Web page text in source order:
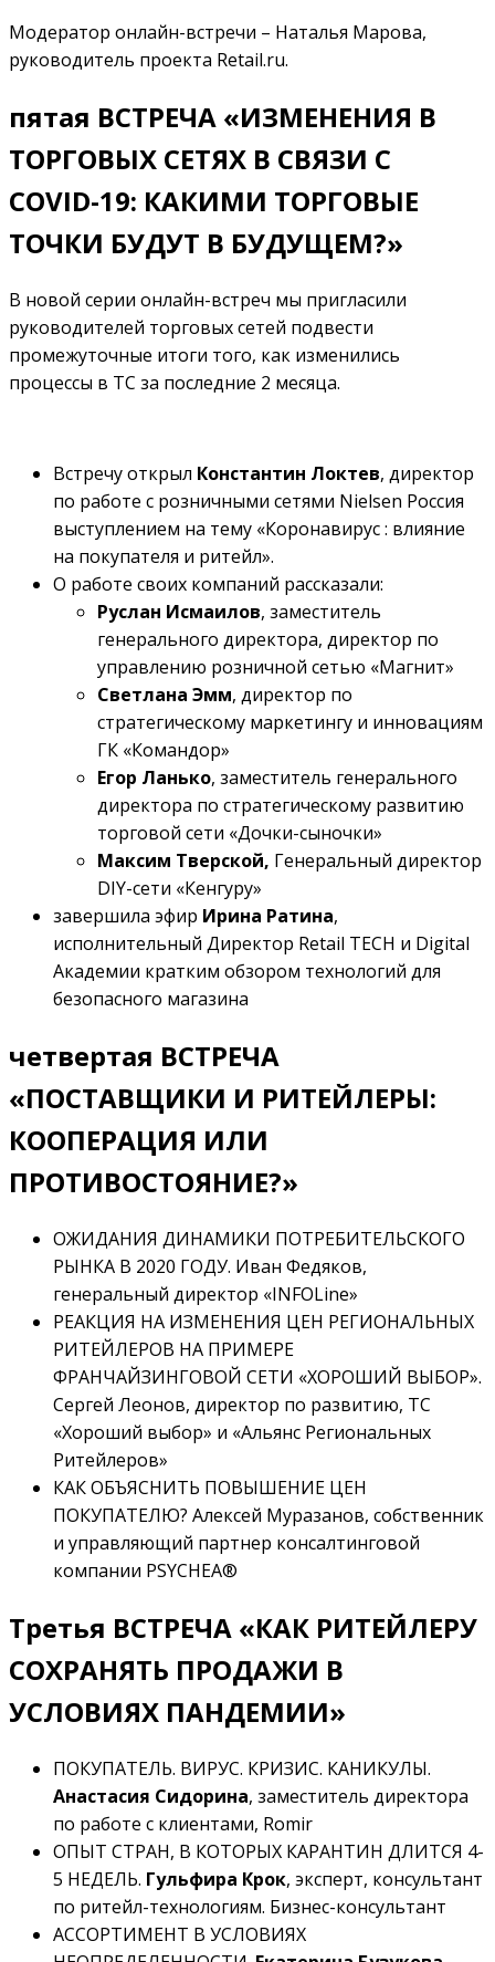
Модератор онлайн-встречи – Наталья Марова,
руководитель проекта Retail.ru.
пятая ВСТРЕЧА «ИЗМЕНЕНИЯ В
ТОРГОВЫХ СЕТЯХ В СВЯЗИ С
COVID-19: КАКИМИ ТОРГОВЫЕ
ТОЧКИ БУДУТ В БУДУЩЕМ?»
В новой серии онлайн-встреч мы пригласили
руководителей торговых сетей подвести
промежуточные итоги того, как изменились
процессы в ТС за последние 2 месяца.
Встречу открыл Константин Локтев, директор
по работе с розничными сетями Nielsen Россия
выступлением на тему «Коронавирус : влияние
на покупателя и ритейл».
О работе своих компаний рассказали:
Руслан Исмаилов, заместитель
генерального директора, директор по
управлению розничной сетью «Магнит»
Светлана Эмм, директор по
стратегическому маркетингу и инновациям
ГК «Командор»
Егор Ланько, заместитель генерального
директора по стратегическому развитию
торговой сети «Дочки-сыночки»
Максим Тверской, Генеральный директор
DIY-сети «Кенгуру»
завершила эфир Ирина Ратина,
исполнительный Директор Retail TECH и Digital
Академии кратким обзором технологий для
безопасного магазина
четвертая ВСТРЕЧА
«ПОСТАВЩИКИ И РИТЕЙЛЕРЫ:
КООПЕРАЦИЯ ИЛИ
ПРОТИВОСТОЯНИЕ?»
ОЖИДАНИЯ ДИНАМИКИ ПОТРЕБИТЕЛЬСКОГО
РЫНКА В 2020 ГОДУ. Иван Федяков,
генеральный директор «INFOLine»
РЕАКЦИЯ НА ИЗМЕНЕНИЯ ЦЕН РЕГИОНАЛЬНЫХ
РИТЕЙЛЕРОВ НА ПРИМЕРЕ
ФРАНЧАЙЗИНГОВОЙ СЕТИ «ХОРОШИЙ ВЫБОР».
Сергей Леонов, директор по развитию, ТС
«Хороший выбор» и «Альянс Региональных
Ритейлеров»
КАК ОБЪЯСНИТЬ ПОВЫШЕНИЕ ЦЕН
ПОКУПАТЕЛЮ? Алексей Муразанов, собственник
и управляющий партнер консалтинговой
компании PSYCHEA®
Третья ВСТРЕЧА «КАК РИТЕЙЛЕРУ
СОХРАНЯТЬ ПРОДАЖИ В
УСЛОВИЯХ ПАНДЕМИИ»
ПОКУПАТЕЛЬ. ВИРУС. КРИЗИС. КАНИКУЛЫ.
Анастасия Сидорина, заместитель директора
по работе с клиентами, Romir
ОПЫТ СТРАН, В КОТОРЫХ КАРАНТИН ДЛИТСЯ 4-
5 НЕДЕЛЬ. Гульфира Крок, эксперт, консультант
по ритейл-технологиям. Бизнес-консультант
АССОРТИМЕНТ В УСЛОВИЯХ